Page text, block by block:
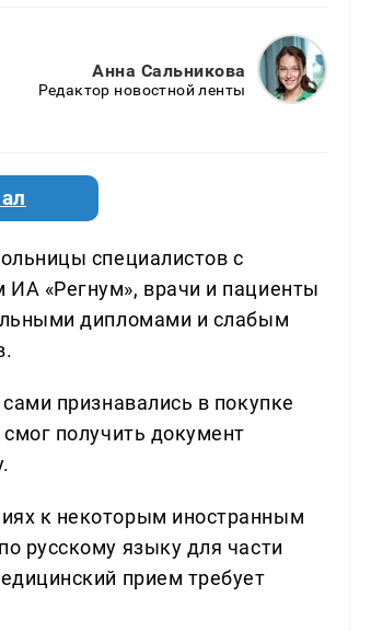
Анна Сальникова
Редактор новостной ленты
специалистов с
«Регнум», врачи и пациенты
дипломами и слабым
признавались в покупке
получить документ
к некоторым иностранным
русскому языку для части
прием требует